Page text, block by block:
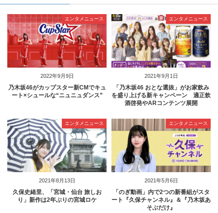
2022年9月9日
エンタメニュース
乃木坂46がカップスター新CMでキュ
ート×シュールな“ニュニュダンス”
2021年9月1日
エンタメニュース
「乃木坂46 おとな選抜」がお家飲み
を盛り上げる新キャンペーン 適正飲
酒啓発やARコンテンツ展開
2021年8月13日
エンタメニュース
久保史緒里、「宮城・仙台 旅しお
り」新作は2年ぶりの宮城ロケ
2021年5月6日
エンタメニュース
「のぎ動画」内で2つの新番組がスタ
ート『久保チャンネル』＆『乃木坂あ
そぶだけ』